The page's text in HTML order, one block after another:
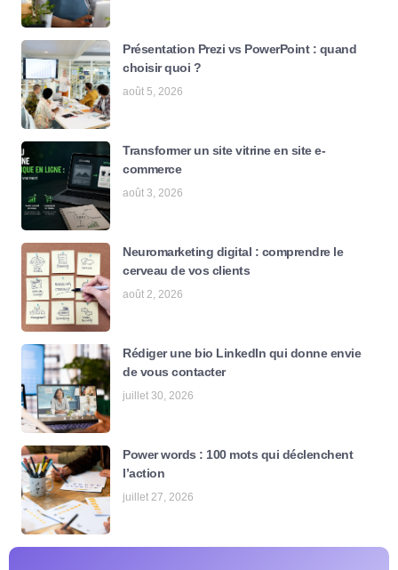
Présentation Prezi vs PowerPoint : quand
choisir quoi ?
août 5, 2026
Transformer un site vitrine en site e-
commerce
août 3, 2026
Neuromarketing digital : comprendre le
cerveau de vos clients
août 2, 2026
Rédiger une bio LinkedIn qui donne envie
de vous contacter
juillet 30, 2026
Power words : 100 mots qui déclenchent
l’action
juillet 27, 2026